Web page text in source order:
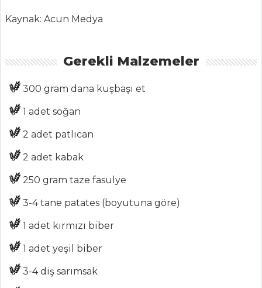
Haber
Tüm
Kategoriler
ET YEMEKLERI
BUHARDA
DOMATES PÜRELİ
ET
KÜL BASTI
KUZU BÜRYAN
Kaynak: Acun Medya
Gerekli Malzemeler
300 gram dana kuşbaşı et
1 adet soğan
2 adet patlıcan
2 adet kabak
250 gram taze fasulye
3-4 tane patates (boyutuna göre)
1 adet kırmızı biber
1 adet yeşil biber
3-4 diş sarımsak